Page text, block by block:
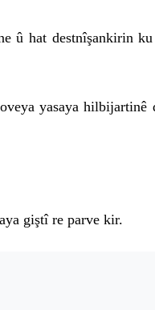
hat destnîşankirin ku
yasaya hilbijartinê
giştî re parve kir.